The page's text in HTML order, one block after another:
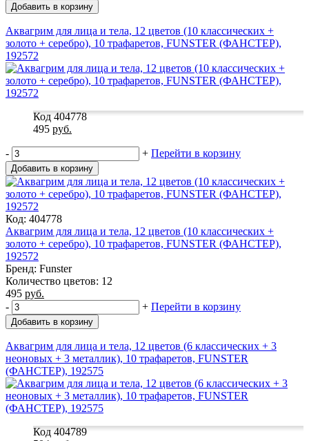
Добавить в корзину
Аквагрим для лица и тела, 12 цветов (10 классических +
золото + серебро), 10 трафаретов, FUNSTER (ФАНСТЕР),
192572
Код 404778
495 руб.
- + Перейти в корзину
Добавить в корзину
Код: 404778
Аквагрим для лица и тела, 12 цветов (10 классических +
золото + серебро), 10 трафаретов, FUNSTER (ФАНСТЕР),
192572
Бренд: Funster
Количество цветов: 12
495 руб.
-
+ Перейти в корзину
Добавить в корзину
Аквагрим для лица и тела, 12 цветов (6 классических + 3
неоновых + 3 металлик), 10 трафаретов, FUNSTER
(ФАНСТЕР), 192575
Код 404789